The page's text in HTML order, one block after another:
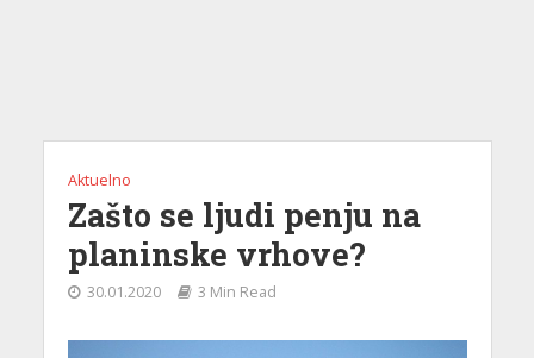
Aktuelno
Zašto se ljudi penju na
planinske vrhove?
30.01.2020 3 Min Read